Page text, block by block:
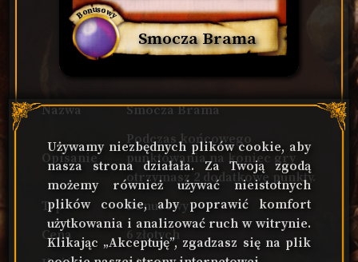
Smocza Brama
Bonusowy
Nazwa Smocza Brama
Opisanie
Podczas końcowego
punktowania na koniec gry
otrzymasz 2 dodatkowe punkty.
Typ
Bonusowy
Cena
6 złotych
Używamy niezbędnych plików cookie, aby
nasza strona działała. Za Twoją zgodą
możemy również używać nieistotnych
plików cookie, aby poprawić komfort
użytkowania i analizować ruch w witrynie.
Klikając „Akceptuję”, zgadzasz się na plik